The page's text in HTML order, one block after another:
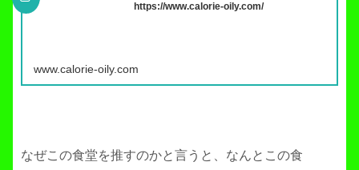
https://www.calorie-oily.com/
www.calorie-oily.com
なぜこの食堂を推すのかと言うと、なんとこの食